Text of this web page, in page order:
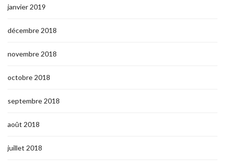
janvier 2019
décembre 2018
novembre 2018
octobre 2018
septembre 2018
août 2018
juillet 2018